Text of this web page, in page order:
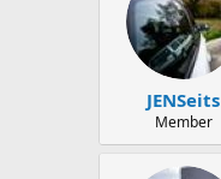
JENSeits
Member